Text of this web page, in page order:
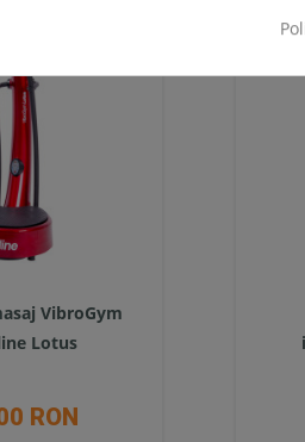
VibroGym
Lotus
RON